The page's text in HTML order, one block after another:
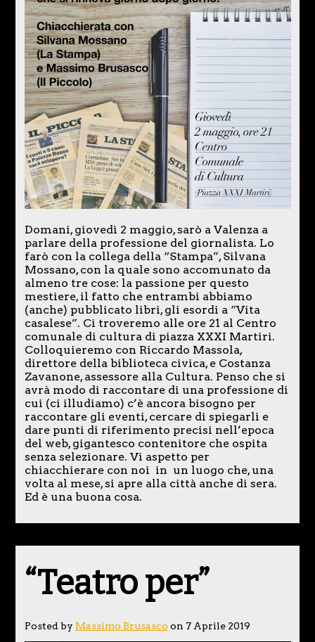
Domani, giovedì 2 maggio, sarò a Valenza a
parlare della professione del giornalista. Lo
farò con la collega della “Stampa”, Silvana
Mossano, con la quale sono accomunato da
almeno tre cose: la passione per questo
mestiere, il fatto che entrambi abbiamo
(anche) pubblicato libri, gli esordi a “Vita
casalese”. Ci troveremo alle ore 21 al Centro
comunale di cultura di piazza XXXI Martiri.
Colloquieremo con Riccardo Massola,
direttore della biblioteca civica, e Costanza
Zavanone, assessore alla Cultura. Penso che si
avrà modo di raccontare di una professione di
cui (ci illudiamo) c’è ancora bisogno per
raccontare gli eventi, cercare di spiegarli e
dare punti di riferimento precisi nell’epoca
del web, gigantesco contenitore che ospita
senza selezionare. Vi aspetto per
chiacchierare con noi in un luogo che, una
volta al mese, si apre alla città anche di sera.
Ed è una buona cosa.
“Teatro per”
Posted by Massimo Brusasco on 7 Aprile 2019